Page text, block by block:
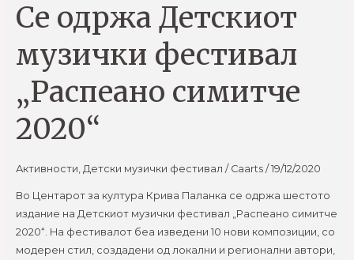
Се одржа Детскиот
музички фестивал
„Распеано симитче
2020“
Активности, Детски музички фестивал / Caarts / 19/12/2020
Во Центарот за култура Крива Паланка се одржа шестото
издание на Детскиот музички фестивал „Распеано симитче
2020“. На фестивалот беа изведени 10 нови композиции, со
модерен стил, создадени од локални и регионални автори,
Детскиот
музички
фестивал
„Распеано
симитче
2020“